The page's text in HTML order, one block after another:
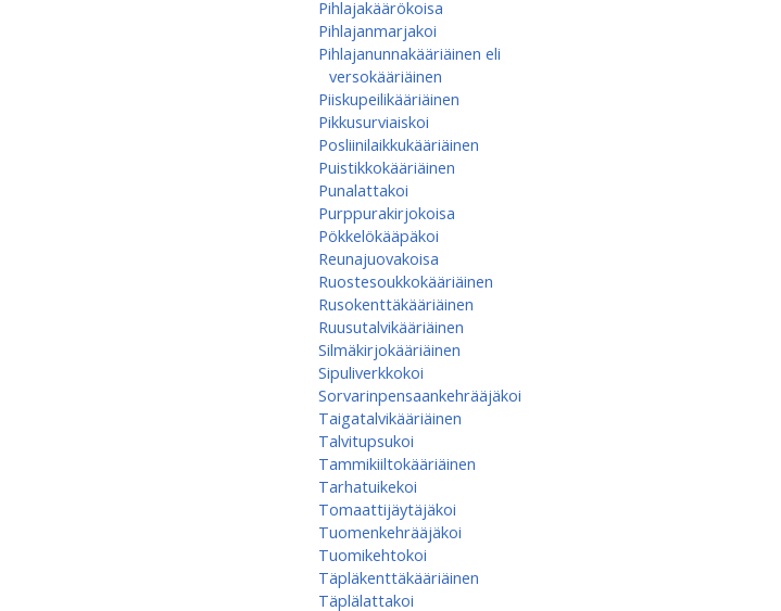
Pihlajakäärökoisa
Pihlajanmarjakoi
Pihlajanunnakääriäinen eli
versokääriäinen
Piiskupeilikääriäinen
Pikkusurviaiskoi
Posliinilaikkukääriäinen
Puistikkokääriäinen
Punalattakoi
Purppurakirjokoisa
Pökkelökääpäkoi
Reunajuovakoisa
Ruostesoukkokääriäinen
Rusokenttäkääriäinen
Ruusutalvikääriäinen
Silmäkirjokääriäinen
Sipuliverkkokoi
Sorvarinpensaankehrääjäkoi
Taigatalvikääriäinen
Talvitupsukoi
Tammikiiltokääriäinen
Tarhatuikekoi
Tomaattijäytäjäkoi
Tuomenkehrääjäkoi
Tuomikehtokoi
Täpläkenttäkääriäinen
Täplälattakoi